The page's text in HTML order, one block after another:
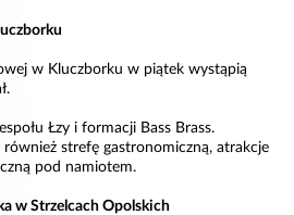
w Kluczborku w piątek wystąpią
Łzy i formacji Bass Brass.
strefę gastronomiczną, atrakcje
pod namiotem.
w Strzelcach Opolskich